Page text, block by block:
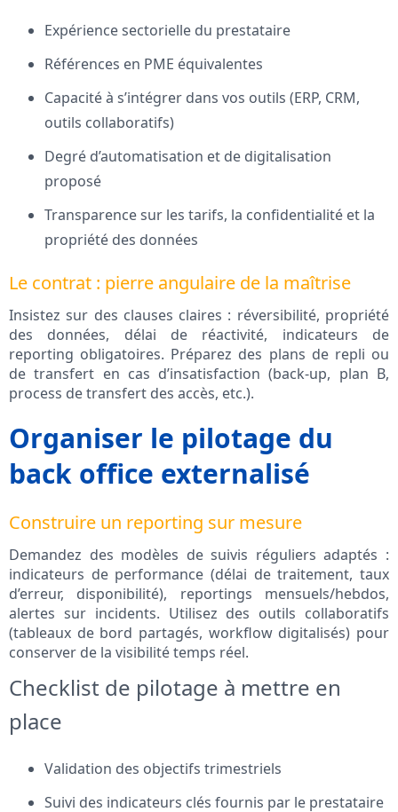
Expérience sectorielle du prestataire
Références en PME équivalentes
Capacité à s’intégrer dans vos outils (ERP, CRM,
outils collaboratifs)
Degré d’automatisation et de digitalisation
proposé
Transparence sur les tarifs, la confidentialité et la
propriété des données
Le contrat : pierre angulaire de la maîtrise
Insistez sur des clauses claires : réversibilité, propriété
des données, délai de réactivité, indicateurs de
reporting obligatoires. Préparez des plans de repli ou
de transfert en cas d’insatisfaction (back-up, plan B,
process de transfert des accès, etc.).
Organiser le pilotage du
back office externalisé
Construire un reporting sur mesure
Demandez des modèles de suivis réguliers adaptés :
indicateurs de performance (délai de traitement, taux
d’erreur, disponibilité), reportings mensuels/hebdos,
alertes sur incidents. Utilisez des outils collaboratifs
(tableaux de bord partagés, workflow digitalisés) pour
conserver de la visibilité temps réel.
Checklist de pilotage à mettre en
place
Validation des objectifs trimestriels
Suivi des indicateurs clés fournis par le prestataire